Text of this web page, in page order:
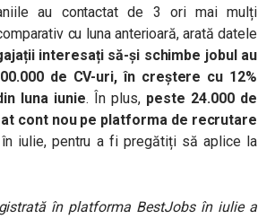
au contactat de 3 ori mai mulți
cu luna anterioară, arată datele
interesați să-și schimbe jobul au
de CV-uri, în creștere cu 12%
luna iunie. În plus, peste 24.000 de
cont nou pe platforma de recrutare
iulie, pentru a fi pregătiți să aplice la
în platforma BestJobs în iulie a